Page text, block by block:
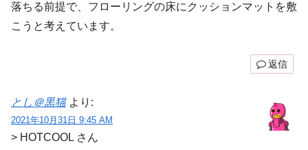
落ちる前提で、フローリングの床にクッションマットを敷
こうと考えています。
返信
とし＠黒猫 より:
2021年10月31日 9:45 AM
> HOTCOOL さん